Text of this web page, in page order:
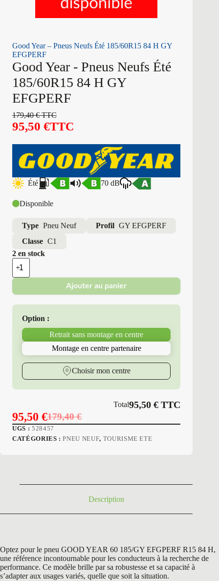
Good Year – Pneus Neufs Été 185/60R15 84 H GY
EFGPERF
Good Year - Pneus Neufs Été
185/60R15 84 H GY
EFGPERF
179,40€TTC
95,50 €TTC
Été 70 dB
Disponible
Type Pneu Neuf Profil GY EFGPERF
Classe C1
2 en stock
quantité
de
Good
-
Pneus
185/60R15
EFGPERF
Ajouter au panier
Option :
Retrait sans montage en centre
Montage en centre partenaire
Choisir mon centre
Total95,50€ TTC
179,40€
Le
prix
95,50 €Le
prix
UGS : 528457
CATÉGORIES :PNEU NEUF, TOURISME ETE
Description
Optez pour le pneu GOOD YEAR 60 185/GY EFGPERF R15 84 H,
une référence incontournable pour les conducteurs à la recherche de
performance. Ce modèle brille par sa robustesse et sa capacité à
s’adapter aux usages variés, quelle que soit la situation.